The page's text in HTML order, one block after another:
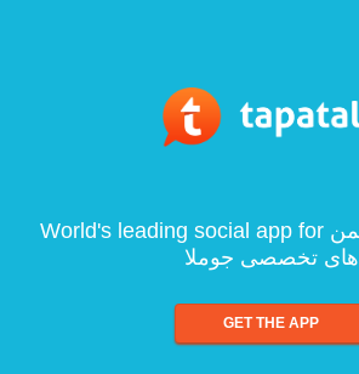
World's leading social app for پارس جوم :: انجمن
های تخصصی جوملا
GET THE APP